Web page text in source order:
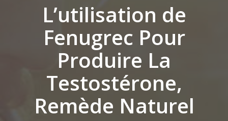
L’utilisation de
Fenugrec Pour
Produire La
Testostérone,
Remède Naturel